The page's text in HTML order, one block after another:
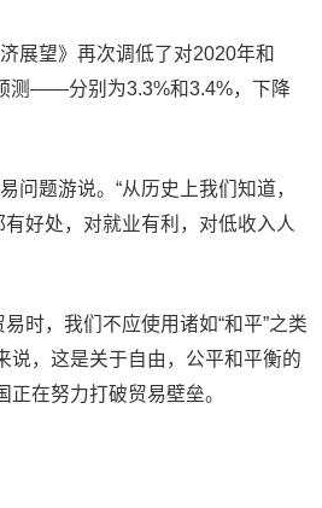
展望》再次调低了对2020年和
测——分别为3.3%和3.4%，下降
问题游说。“从历史上我们知道，
好处，对就业有利，对低收入人
时，我们不应使用诸如“和平”之类
说，这是关于自由，公平和平衡的
正在努力打破贸易壁垒。